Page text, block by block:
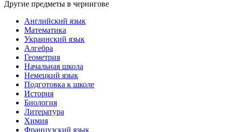
Другие предметы в чернигове
Английский язык
Математика
Украинский язык
Алгебра
Геометрия
Начальная школа
Немецкий язык
Подготовка к школе
История
Биология
Литература
Химия
Французский язык